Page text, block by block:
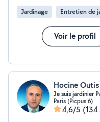
Jardinage Entretien de
Voir le profil
Hocine Outis
Je suis jardinier
Paris (Picpus 6)
4,6/5 (134